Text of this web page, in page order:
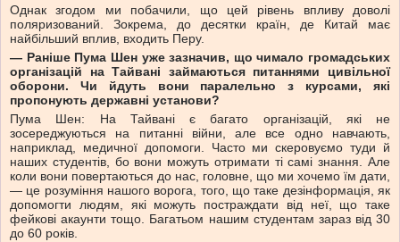
Однак згодом ми побачили, що цей рівень впливу доволі
поляризований. Зокрема, до десятки країн, де Китай має
найбільший вплив, входить Перу.
— Раніше Пума Шен уже зазначив, що чимало громадських
організацій на Тайвані займаються питаннями цивільної
оборони. Чи йдуть вони паралельно з курсами, які
пропонують державні установи?
Пума Шен: На Тайвані є багато організацій, які не
зосереджуються на питанні війни, але все одно навчають,
наприклад, медичної допомоги. Часто ми скеровуємо туди й
наших студентів, бо вони можуть отримати ті самі знання. Але
коли вони повертаються до нас, головне, що ми хочемо їм дати,
— це розуміння нашого ворога, того, що таке дезінформація, як
допомогти людям, які можуть постраждати від неї, що таке
фейкові акаунти тощо. Багатьом нашим студентам зараз від 30
до 60 років.